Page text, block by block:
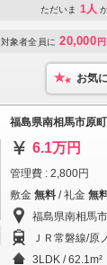
ただいま 1人
対象者全員に 20,000 円
お気
福島県南相馬市原
6.1万円
管理費 : 2,800円
敷金 無料 / 礼金 無
福島県南相馬
ＪＲ常磐線/原
3LDK / 62.1m²